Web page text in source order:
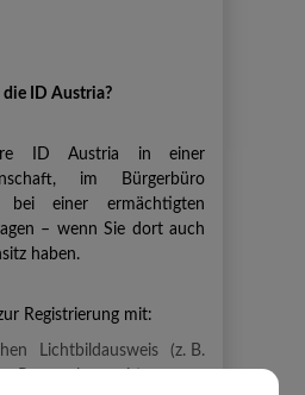
ID Austria?
ID Austria in einer
im Bürgerbüro
bei einer ermächtigten
– wenn Sie dort auch
haben.
Registrierung mit:
Lichtbildausweis (z. B.